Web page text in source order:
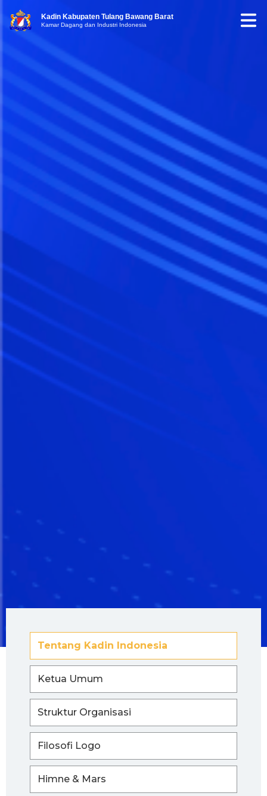
Kadin Kabupaten Tulang Bawang Barat
Kamar Dagang dan Industri Indonesia
Tentang Kadin Indonesia
Ketua Umum
Struktur Organisasi
Filosofi Logo
Himne & Mars